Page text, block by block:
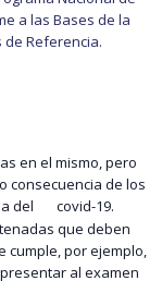
a las Bases de la
Referencia.
en el mismo, pero
consecuencia de los
del covid-19.
que deben
cumple, por ejemplo,
al examen